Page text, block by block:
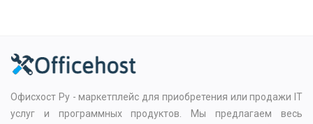
Офисхост Ру - маркетплейс для приобретения или продажи IT
услуг и программных продуктов. Мы предлагаем весь